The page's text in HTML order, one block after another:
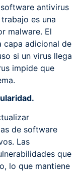
antivirus
es una
malware. El
capa adicional de
si un virus llega
impide que
de software
Las
que
lo que mantiene